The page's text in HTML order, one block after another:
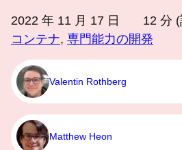
さ
い
2022 年 11 月 17 日 12 分
コンテナ, 専門能力の開発
Valentin Rothberg
Matthew Heon